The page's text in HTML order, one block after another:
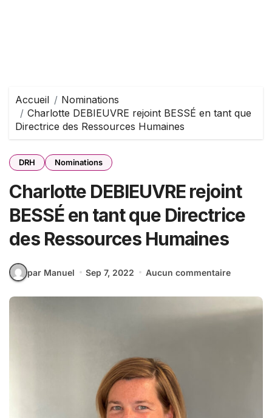
Accueil
Nominations
Charlotte DEBIEUVRE rejoint BESSÉ en tant que
Directrice des Ressources Humaines
DRH Nominations
Charlotte DEBIEUVRE rejoint
BESSÉ en tant que Directrice
des Ressources Humaines
par Manuel Sep 7, 2022 Aucun commentaire